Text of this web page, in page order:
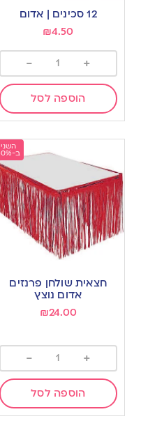
12 סכינים | אדום
₪4.50
+
-
הוספה לסל
השני
ב-50%
חצאית שולחן פרנזים
אדום נוצץ
₪24.00
+
-
הוספה לסל